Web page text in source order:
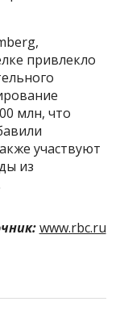
привлекло
млн, что
участвуют
из
www.rbc.ru